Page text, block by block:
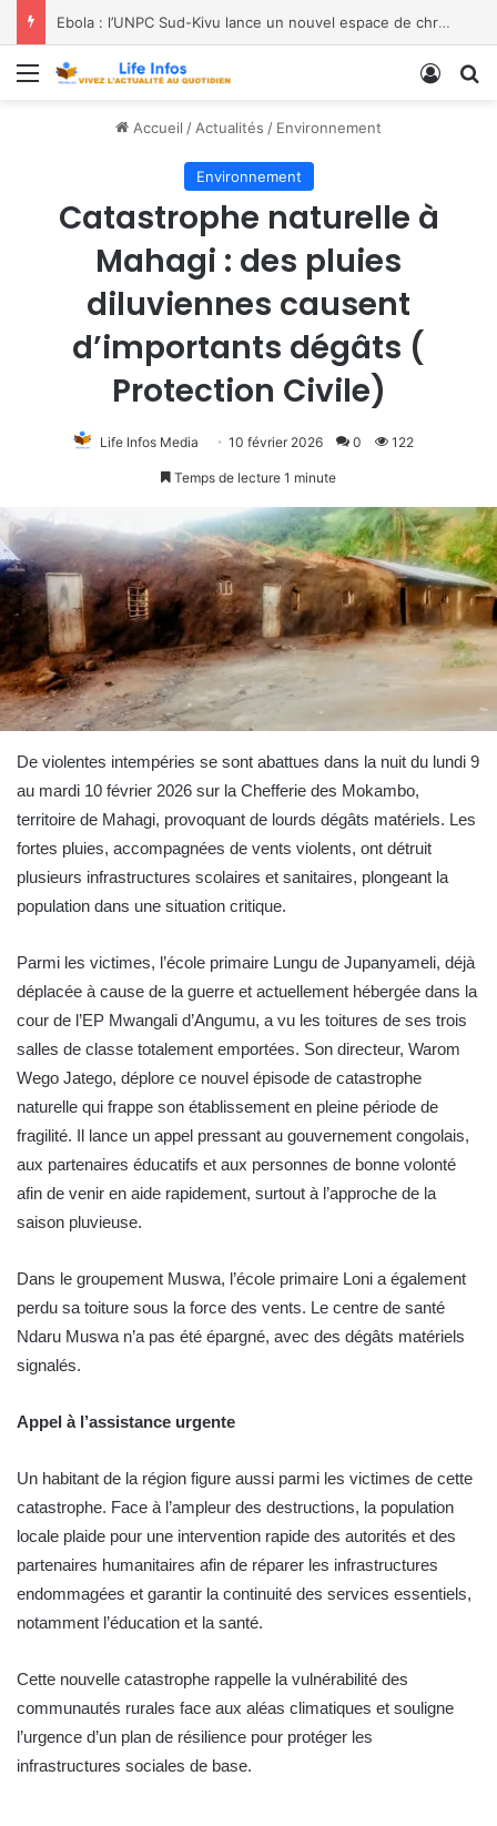
Ebola : l’UNPC Sud-Kivu lance un nouvel espace de chroniques pour renforcer la sensibilisation
Menu
Accueil / Actualités / Environnement
Environnement
Catastrophe naturelle à
Mahagi : des pluies
diluviennes causent
d’importants dégâts (
Protection Civile)
Life Infos Media 10 février 2026 0 122
Temps de lecture 1 minute
De violentes intempéries se sont abattues dans la nuit du lundi 9
au mardi 10 février 2026 sur la Chefferie des Mokambo,
territoire de Mahagi, provoquant de lourds dégâts matériels. Les
fortes pluies, accompagnées de vents violents, ont détruit
plusieurs infrastructures scolaires et sanitaires, plongeant la
population dans une situation critique.
Parmi les victimes, l’école primaire Lungu de Jupanyameli, déjà
déplacée à cause de la guerre et actuellement hébergée dans la
cour de l’EP Mwangali d’Angumu, a vu les toitures de ses trois
salles de classe totalement emportées. Son directeur, Warom
Wego Jatego, déplore ce nouvel épisode de catastrophe
naturelle qui frappe son établissement en pleine période de
fragilité. Il lance un appel pressant au gouvernement congolais,
aux partenaires éducatifs et aux personnes de bonne volonté
afin de venir en aide rapidement, surtout à l’approche de la
saison pluvieuse.
Dans le groupement Muswa, l’école primaire Loni a également
perdu sa toiture sous la force des vents. Le centre de santé
Ndaru Muswa n’a pas été épargné, avec des dégâts matériels
signalés.
Appel à l’assistance urgente
Un habitant de la région figure aussi parmi les victimes de cette
catastrophe. Face à l’ampleur des destructions, la population
locale plaide pour une intervention rapide des autorités et des
partenaires humanitaires afin de réparer les infrastructures
endommagées et garantir la continuité des services essentiels,
notamment l’éducation et la santé.
Cette nouvelle catastrophe rappelle la vulnérabilité des
communautés rurales face aux aléas climatiques et souligne
l’urgence d’un plan de résilience pour protéger les
infrastructures sociales de base.